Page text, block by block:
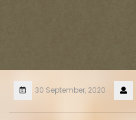
30 September, 2020